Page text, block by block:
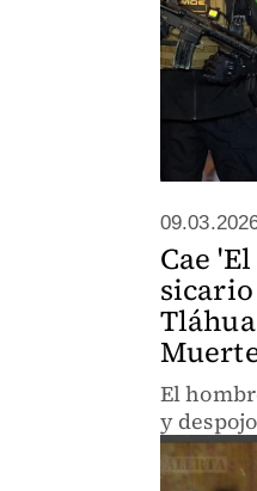
Cae
El
y